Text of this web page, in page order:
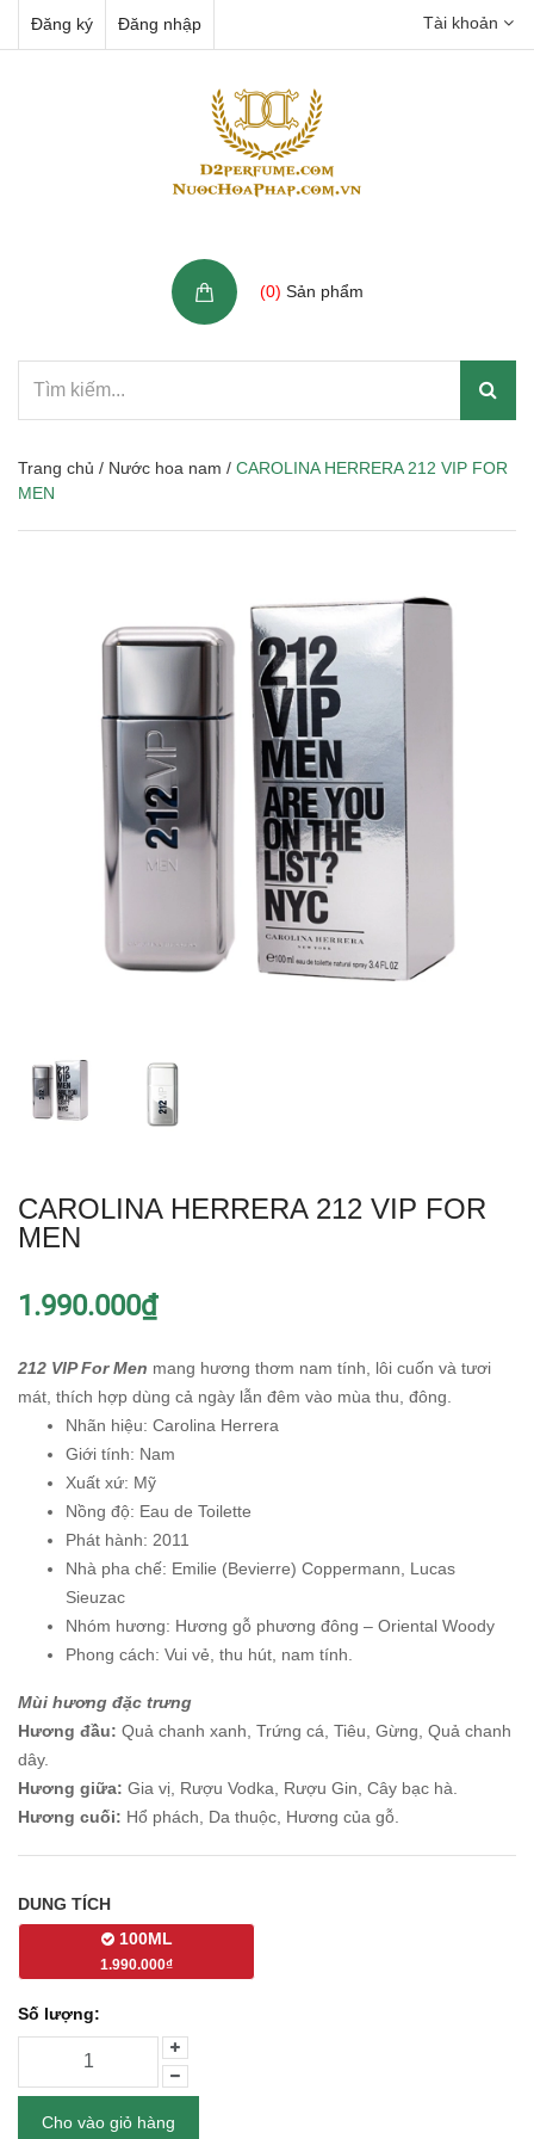
Đăng ký Đăng nhập Tài khoản
(0) Sản phẩm
Trang chủ / Nước hoa nam / CAROLINA HERRERA 212 VIP FOR
MEN
CAROLINA HERRERA 212 VIP FOR
MEN
1.990.000₫
212 VIP For Men mang hương thơm nam tính, lôi cuốn và tươi
mát, thích hợp dùng cả ngày lẫn đêm vào mùa thu, đông.
Nhãn hiệu: Carolina Herrera
Giới tính: Nam
Xuất xứ: Mỹ
Nồng độ: Eau de Toilette
Phát hành: 2011
Nhà pha chế: Emilie (Bevierre) Coppermann, Lucas
Sieuzac
Nhóm hương: Hương gỗ phương đông – Oriental Woody
Phong cách: Vui vẻ, thu hút, nam tính.
Mùi hương đặc trưng
Hương đầu: Quả chanh xanh, Trứng cá, Tiêu, Gừng, Quả chanh
dây.
Hương giữa: Gia vị, Rượu Vodka, Rượu Gin, Cây bạc hà.
Hương cuối: Hổ phách, Da thuộc, Hương của gỗ.
DUNG TÍCH
100ML
1.990.000₫
Số lượng:
Cho vào giỏ hàng